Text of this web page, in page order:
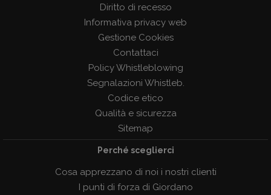
Diritto di recesso
Informativa privacy web
Gestione Cookies
Contattaci
Policy Whistleblowing
Segnalazioni Whistleb.
Codice etico
Qualità e sicurezza
Sitemap
Perché sceglierci
Cosa apprezzano di noi i nostri clienti
I punti di forza di Giordano